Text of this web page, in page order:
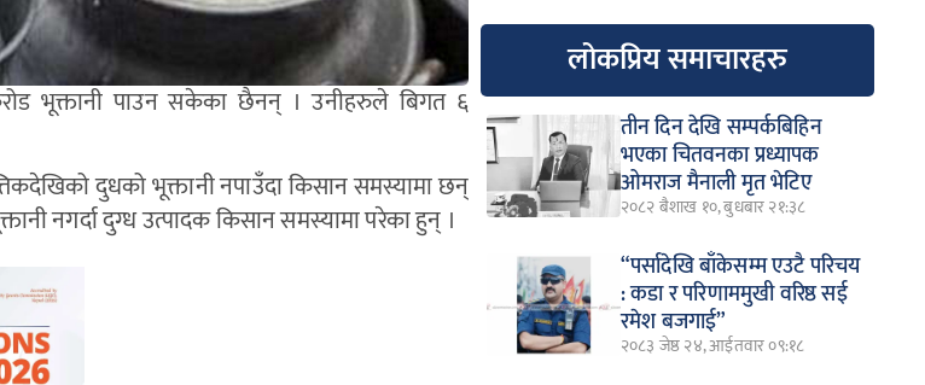
भूक्तानी पाउन सकेका छैनन् । उनीहरुले बिगत ६
दुधको भूक्तानी नपाउँदा किसान समस्यामा छन्
नगर्दा दुग्ध उत्पादक किसान समस्यामा परेका हुन् ।
लोकप्रिय समाचारहरु
तीन दिन देखि सम्पर्कबिहिन
भएका चितवनका प्रध्यापक
ओमराज मैनाली मृत भेटिए
२०८२ बैशाख १०, बुधबार २१:३८
“पर्सादेखि बाँकेसम्म एउटै परिचय
: कडा र परिणाममुखी वरिष्ठ सई
रमेश बजगाई”
२०८३ जेष्ठ २४, आईतवार ०९:१८